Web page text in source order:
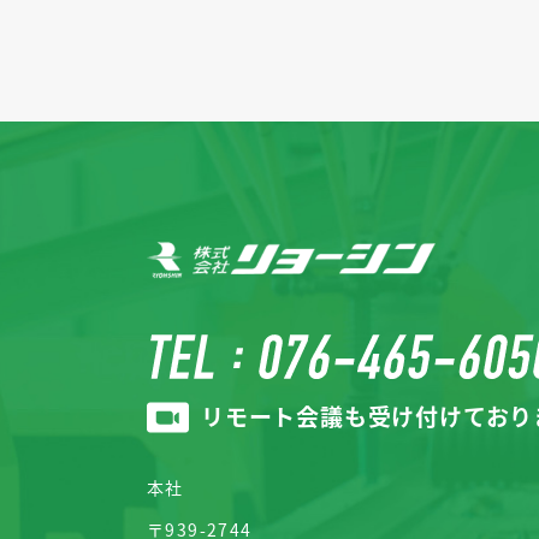
リモート会議も受け付けてお
本社
〒939-2744